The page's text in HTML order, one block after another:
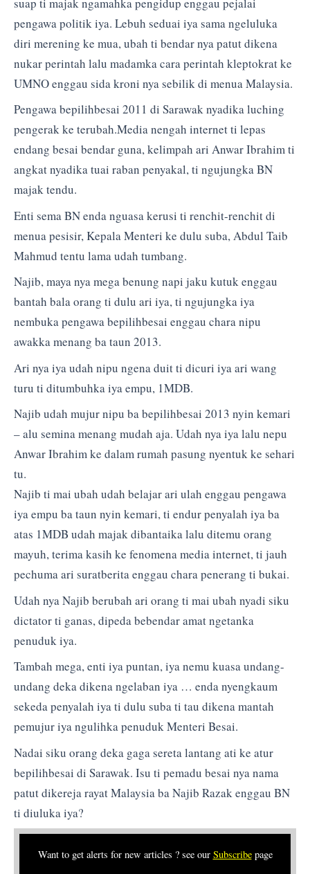
pengawa politik iya. Lebuh seduai iya sama ngeluluka
diri merening ke mua, ubah ti bendar nya patut dikena
nukar perintah lalu madamka cara perintah kleptokrat ke
UMNO enggau sida kroni nya sebilik di menua Malaysia.
Pengawa bepilihbesai 2011 di Sarawak nyadika luching
pengerak ke terubah.Media nengah internet ti lepas
endang besai bendar guna, kelimpah ari Anwar Ibrahim ti
angkat nyadika tuai raban penyakal, ti ngujungka BN
majak tendu.
Enti sema BN enda nguasa kerusi ti renchit-renchit di
menua pesisir, Kepala Menteri ke dulu suba, Abdul Taib
Mahmud tentu lama udah tumbang.
Najib, maya nya mega benung napi jaku kutuk enggau
bantah bala orang ti dulu ari iya, ti ngujungka iya
nembuka pengawa bepilihbesai enggau chara nipu
awakka menang ba taun 2013.
Ari nya iya udah nipu ngena duit ti dicuri iya ari wang
turu ti ditumbuhka iya empu, 1MDB.
Najib udah mujur nipu ba bepilihbesai 2013 nyin kemari
– alu semina menang mudah aja. Udah nya iya lalu nepu
Anwar Ibrahim ke dalam rumah pasung nyentuk ke sehari
tu.
Najib ti mai ubah udah belajar ari ulah enggau pengawa
iya empu ba taun nyin kemari, ti endur penyalah iya ba
atas 1MDB udah majak dibantaika lalu ditemu orang
mayuh, terima kasih ke fenomena media internet, ti jauh
pechuma ari suratberita enggau chara penerang ti bukai.
Udah nya Najib berubah ari orang ti mai ubah nyadi siku
dictator ti ganas, dipeda bebendar amat ngetanka
penuduk iya.
Tambah mega, enti iya puntan, iya nemu kuasa undang-
undang deka dikena ngelaban iya … enda nyengkaum
sekeda penyalah iya ti dulu suba ti tau dikena mantah
pemujur iya ngulihka penuduk Menteri Besai.
Nadai siku orang deka gaga sereta lantang ati ke atur
bepilihbesai di Sarawak. Isu ti pemadu besai nya nama
patut dikereja rayat Malaysia ba Najib Razak enggau BN
ti diuluka iya?
Want to get alerts for new articles ? see our Subscribepage